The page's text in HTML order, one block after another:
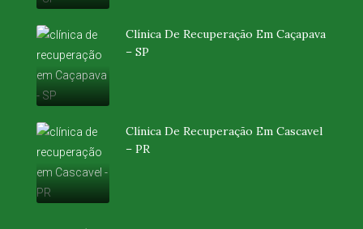
Clínica De Recuperação Em Caçapava
– SP
Clínica De Recuperação Em Cascavel
– PR